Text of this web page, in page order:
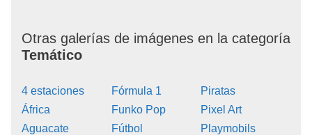
Otras galerías de imágenes en la categoría
Temático
4 estaciones
África
Aguacate
Fórmula 1
Funko Pop
Fútbol
Piratas
Pixel Art
Playmobils